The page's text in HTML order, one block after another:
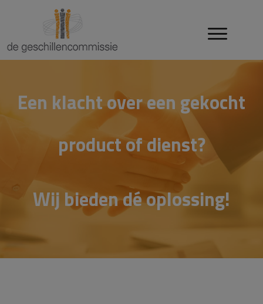
Een klacht over een gekocht
product of dienst?
Wij bieden déoplossing!